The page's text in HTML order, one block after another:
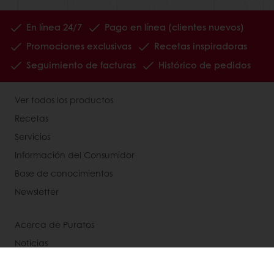
En línea 24/7
Pago en línea (clientes nuevos)
Promociones exclusivas
Recetas inspiradoras
Seguimiento de facturas
Histórico de pedidos
Ver todos los productos
Recetas
Servicios
Información del Consumidor
Base de conocimientos
Newsletter
Acerca de Puratos
Noticias